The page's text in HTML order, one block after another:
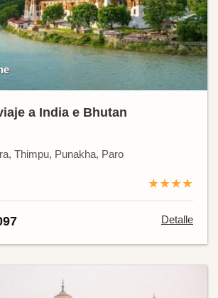
a India e Bhutan
Thimpu, Punakha, Paro
★★★★
Detalle